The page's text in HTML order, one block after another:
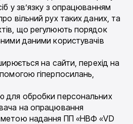
у зв’язку з опрацюванням
вільний рух таких даних, та
що регулюють порядок
даними користувачів
на сайти, перехід на
гіперпосилань,
для обробки персональних
на опрацювання
надання ПП «НВФ «VD